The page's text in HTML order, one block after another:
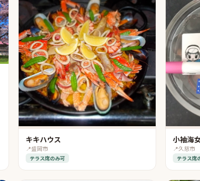
キキハウス
📍盛岡市
テラス席のみ可
小袖海
📍久慈市
テラス席